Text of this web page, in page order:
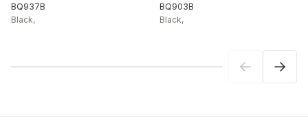
BQ937B
Black,
BQ903B
Black,